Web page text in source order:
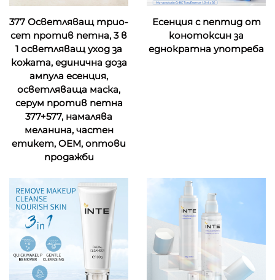
377 Осветляващ трио-
сет против петна, 3 в
1 осветляващ уход за
кожата, единична доза
ампула есенция,
осветляваща маска,
серум против петна
377+577, намалява
меланина, частен
етикет, OEM, оптови
продажби
Есенция с пептид от
конотоксин за
еднократна употреба